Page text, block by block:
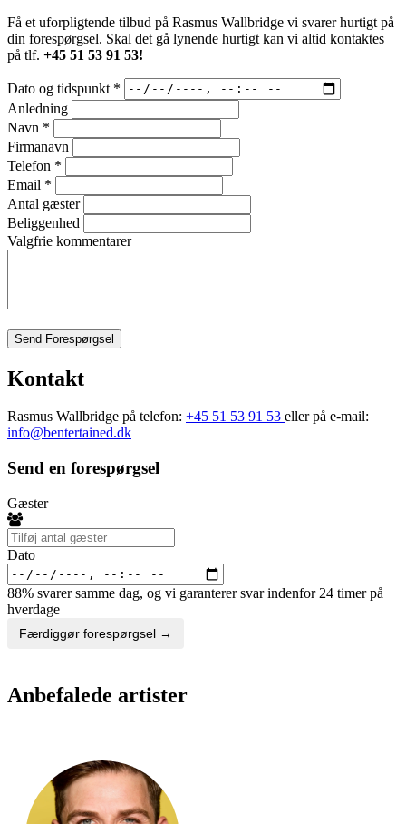
Få et uforpligtende tilbud på Rasmus Wallbridge vi svarer hurtigt på
din forespørgsel. Skal det gå lynende hurtigt kan vi altid kontaktes
på tlf. +45 51 53 91 53!
Dato og tidspunkt *
Anledning
Navn *
Firmanavn
Telefon *
Email *
Antal gæster
Beliggenhed
Valgfrie kommentarer
Send Forespørgsel
Kontakt
Rasmus Wallbridge på telefon: +45 51 53 91 53 eller på e-mail:
info@bentertained.dk
Send en forespørgsel
Gæster
Dato
88% svarer samme dag, og vi garanterer svar indenfor 24 timer på
hverdage
Færdiggør forespørgsel →
Anbefalede artister